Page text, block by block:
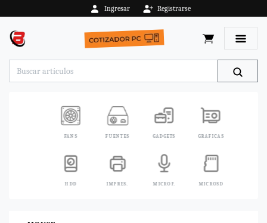
Ingresar Registrarse
FANS FUENTES GADGETS GRAFICAS
HDD IMPRES. MICROF. MICROSD